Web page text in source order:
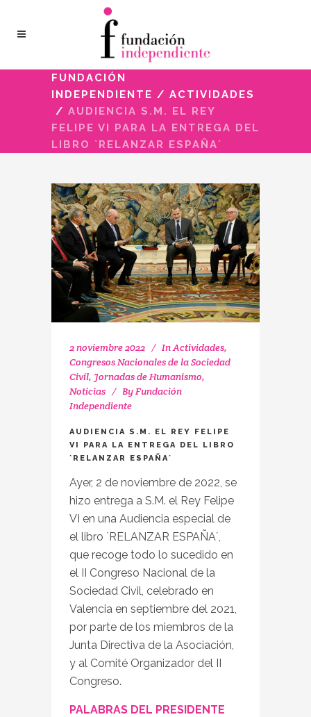
FUNDACIÓN
INDEPENDIENTE / ACTIVIDADES
/ AUDIENCIA S.M. EL REY
FELIPE VI PARA LA ENTREGA DEL
LIBRO `RELANZAR ESPAÑA´
2 noviembre 2022 InActividades,
Congresos Nacionales de la Sociedad
Civil, Jornadas de Humanismo,
Noticias
ByFundación
Independiente
AUDIENCIA S.M. EL REY FELIPE
VI PARA LA ENTREGA DEL LIBRO
`RELANZAR ESPAÑA´
Ayer, 2 de noviembre de 2022, se
hizo entrega a S.M. el Rey Felipe
VI en una Audiencia especial de
el libro `RELANZAR ESPAÑA´,
que recoge todo lo sucedido en
el II Congreso Nacional de la
Sociedad Civil, celebrado en
Valencia en septiembre del 2021,
por parte de los miembros de la
Junta Directiva de la Asociación,
y al Comité Organizador del II
Congreso.
PALABRAS DEL PRESIDENTE